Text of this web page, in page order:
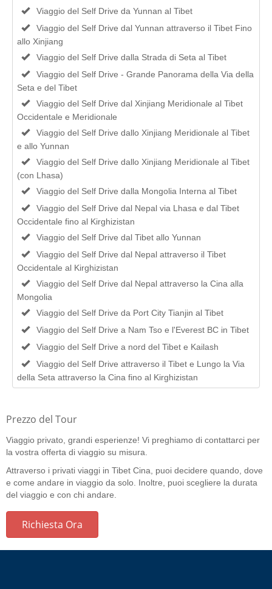
Viaggio del Self Drive da Yunnan al Tibet
Viaggio del Self Drive dal Yunnan attraverso il Tibet Fino
allo Xinjiang
Viaggio del Self Drive dalla Strada di Seta al Tibet
Viaggio del Self Drive - Grande Panorama della Via della
Seta e del Tibet
Viaggio del Self Drive dal Xinjiang Meridionale al Tibet
Occidentale e Meridionale
Viaggio del Self Drive dallo Xinjiang Meridionale al Tibet
e allo Yunnan
Viaggio del Self Drive dallo Xinjiang Meridionale al Tibet
(con Lhasa)
Viaggio del Self Drive dalla Mongolia Interna al Tibet
Viaggio del Self Drive dal Nepal via Lhasa e dal Tibet
Occidentale fino al Kirghizistan
Viaggio del Self Drive dal Tibet allo Yunnan
Viaggio del Self Drive dal Nepal attraverso il Tibet
Occidentale al Kirghizistan
Viaggio del Self Drive dal Nepal attraverso la Cina alla
Mongolia
Viaggio del Self Drive da Port City Tianjin al Tibet
Viaggio del Self Drive a Nam Tso e l'Everest BC in Tibet
Viaggio del Self Drive a nord del Tibet e Kailash
Viaggio del Self Drive attraverso il Tibet e Lungo la Via
della Seta attraverso la Cina fino al Kirghizistan
Prezzo del Tour
Viaggio privato, grandi esperienze! Vi preghiamo di contattarci per
la vostra offerta di viaggio su misura.
Attraverso i privati viaggi in Tibet Cina, puoi decidere quando, dove
e come andare in viaggio da solo. Inoltre, puoi scegliere la durata
del viaggio e con chi andare.
Richiesta Ora